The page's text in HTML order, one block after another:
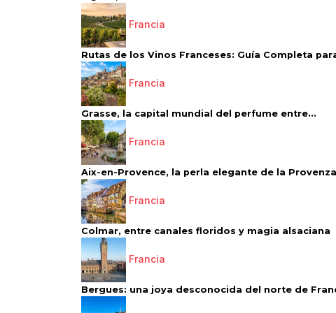
Francia
Rutas de los Vinos Franceses: Guía Completa
Francia
Grasse, la capital mundial del perfume entre...
Francia
Aix-en-Provence, la perla elegante de la Provenza
Francia
Colmar, entre canales floridos y magia alsaciana
Francia
Bergues: una joya desconocida del norte de